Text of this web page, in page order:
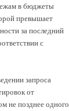
в бюджеты
превышает
за последний
с
запроса
от
не позднее одного